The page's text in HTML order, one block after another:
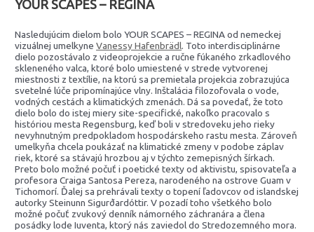
YOUR SCAPES – REGINA
Nasledujúcim dielom bolo YOUR SCAPES – REGINA od nemeckej
vizuálnej umelkyneVanessy Hafenbrädl. Toto interdisciplinárne
dielo pozostávalo z videoprojekcie a ručne fúkaného zrkadlového
skleneného valca, ktoré bolo umiestené v strede vytvorenej
miestnosti z textílie, na ktorú sa premietala projekcia zobrazujúca
svetelné lúče pripomínajúce vlny. Inštalácia filozofovala o vode,
vodných cestách a klimatických zmenách. Dá sa povedať, že toto
dielo bolo do istej miery site-specifické, nakoľko pracovalo s
históriou mesta Regensburg, keď boli v stredoveku jeho rieky
nevyhnutným predpokladom hospodárskeho rastu mesta. Zároveň
umelkyňa chcela poukázať na klimatické zmeny v podobe záplav
riek, ktoré sa stávajú hrozbou aj v týchto zemepisných šírkach.
Preto bolo možné počuť i poetické texty od aktivistu, spisovateľa a
profesora Craiga Santosa Pereza, narodeného na ostrove Guam v
Tichomorí. Ďalej sa prehrávali texty o topení ľadovcov od islandskej
autorky Steinunn Sigurðardóttir. V pozadí toho všetkého bolo
možné počuť zvukový denník námorného záchranára a člena
posádky lode Iuventa, ktorý nás zaviedol do Stredozemného mora.